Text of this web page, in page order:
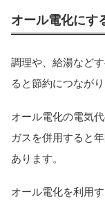
オール電化にす
調理や、給湯など
ると節約につながり
オール電化の電気
ガスを併用すると
あります。
オール電化を利用